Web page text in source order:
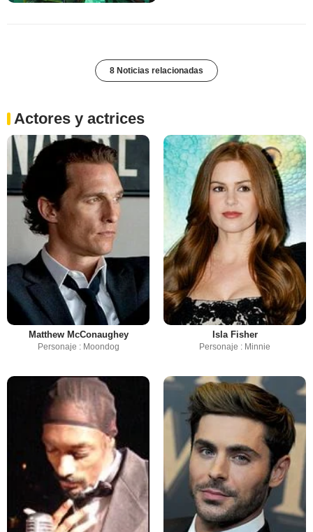
8 Noticias relacionadas
Actores y actrices
Matthew McConaughey
Personaje : Moondog
Isla Fisher
Personaje : Minnie